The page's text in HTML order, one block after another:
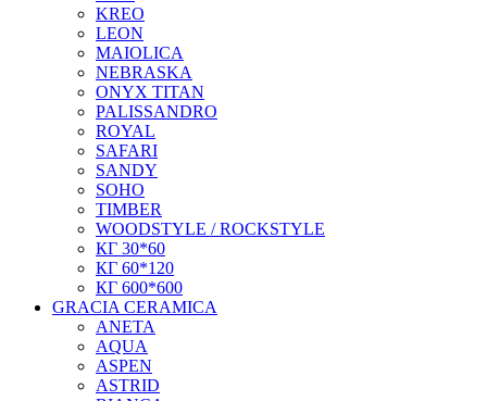
KREO
LEON
MAIOLICA
NEBRASKA
ONYX TITAN
PALISSANDRO
ROYAL
SAFARI
SANDY
SOHO
TIMBER
WOODSTYLE / ROCKSTYLE
КГ 30*60
КГ 60*120
КГ 600*600
GRACIA CERAMICA
ANETA
AQUA
ASPEN
ASTRID